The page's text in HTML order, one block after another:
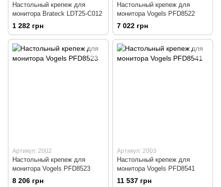
Настольный крепеж для
монитора Brateck LDT25-C012
1 282 грн
Настольный крепеж для
монитора Vogels PFD8522
7 022 грн
Артикул: 2002
Настольный крепеж для
монитора Vogels PFD8523
8 206 грн
Артикул: 2003
Настольный крепеж для
монитора Vogels PFD8541
11 537 грн